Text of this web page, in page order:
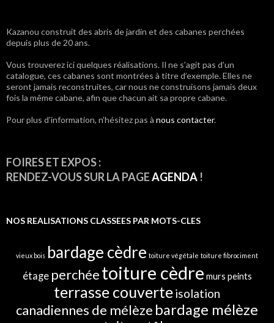
Navigation
des
articles
Kazanou construit des abris de jardin et des cabanes perchées
depuis plus de 20 ans.
Vous trouverez ici quelques réalisations. Il ne s’agit pas d’un
catalogue, ces cabanes sont montrées à titre d’exemple. Elles ne
seront jamais reconstruites, car nous ne construisons jamais deux
fois la même cabane, afin que chacun ait sa propre cabane.
Pour plus d’information, n’hésitez pas à nous contacter.
FOIRES ET EXPOS :
RENDEZ-VOUS SUR LA PAGEAGENDA !
NOS REALISATIONS CLASSEES PAR MOTS-CLES
vieux bois bardage cèdre toiture végétale toiture fibrociment
étage perchéetoiture cèdre murs peints
terrasse couverteisolation
canadiennes de mélèze bardage mélèze